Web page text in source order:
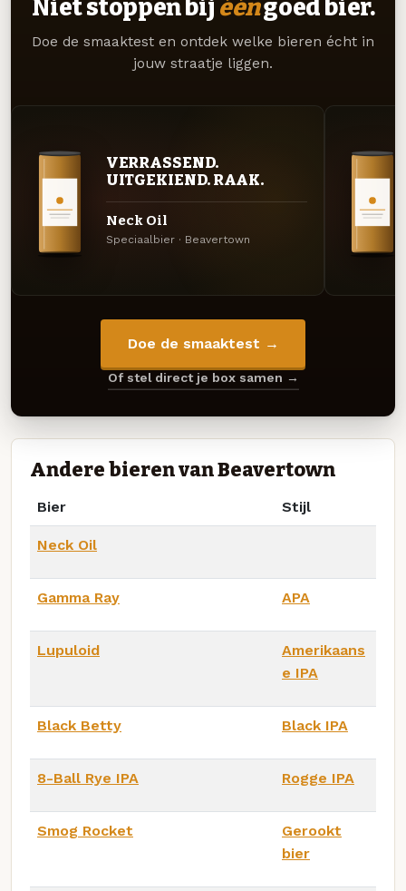
Niet stoppen bij ééngoed bier.
Doe de smaaktest en ontdek welke bieren écht in
jouw straatje liggen.
VERRASSEND.
UITGEKIEND. RAAK.
Neck Oil
Speciaalbier · Beavertown
Doe de smaaktest →
Of stel direct je box samen →
Andere bieren van Beavertown
Bier Stijl
Neck Oil
Gamma Ray APA
Lupuloid
Amerikaans
e IPA
Black Betty Black IPA
8-Ball Rye IPA Rogge IPA
Smog Rocket
Gerookt
bier